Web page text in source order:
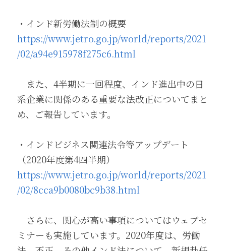
https://www.jetro.go.jp/world/reports/2021
/02/a94e915978f275c6.html
また、4半期に一回程度、インド進出中の日
系企業に関係のある重要な法改正についてまと
め、ご報告しています。
・インドビジネス関連法令等アップデート
https://www.jetro.go.jp/world/reports/2021
/02/8cca9b0080bc9b38.html
さらに、関心が高い事項についてはウェブセ
ミナーも実施しています。2020年度は、労働